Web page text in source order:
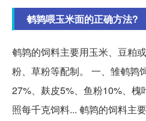
鹌鹑喂玉米面的正确方法?
鹌鹑的饲料主要用玉米、豆粕
粉、草粉等配制。 一、雏鹌鹑
27%、麸皮5%、鱼粉10%、槐
照每千克饲料... 鹌鹑的饲料主